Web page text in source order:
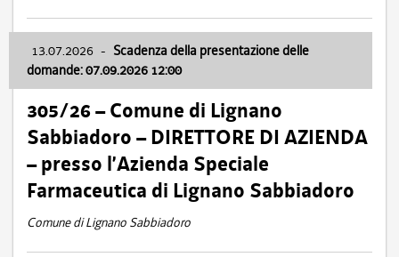
13.07.2026 - Scadenza della presentazione delle
domande: 07.09.2026 12:00
305/26 – Comune di Lignano
Sabbiadoro – DIRETTORE DI AZIENDA
– presso l’Azienda Speciale
Farmaceutica di Lignano Sabbiadoro
Comune di Lignano Sabbiadoro